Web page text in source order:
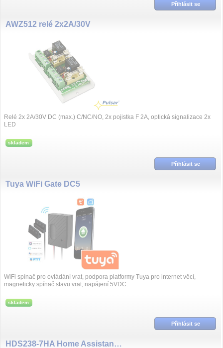
Přihlásit se
AWZ512 relé 2x2A/30V
Relé 2x 2A/30V DC (max.) C/NC/NO, 2x pojistka F 2A, optická signalizace 2x
LED
skladem
Přihlásit se
Tuya WiFi Gate DC5
WiFi spínač pro ovládání vrat, podpora platformy Tuya pro internet věcí,
magneticky spínač stavu vrat, napájení 5VDC.
skladem
Přihlásit se
HDS238-7HA Home Assistant, SENZORA WiFi 3F el. meter, 3X230/400V 80A, LCD display